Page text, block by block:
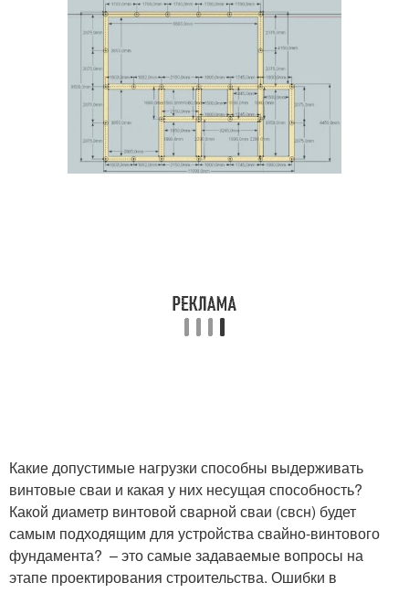
Какие допустимые нагрузки способны выдерживать
винтовые сваи и какая у них несущая способность?
Какой диаметр винтовой сварной сваи (свсн) будет
самым подходящим для устройства свайно-винтового
фундамента? – это самые задаваемые вопросы на
этапе проектирования строительства. Ошибки в